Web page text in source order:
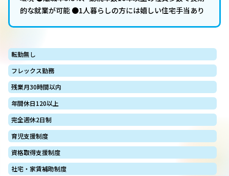
的な就業が可能 ●1人暮らしの方には嬉しい住宅手当あり
転勤無し
フレックス勤務
残業月30時間以内
年間休日120以上
完全週休2日制
育児支援制度
資格取得支援制度
社宅・家賃補助制度